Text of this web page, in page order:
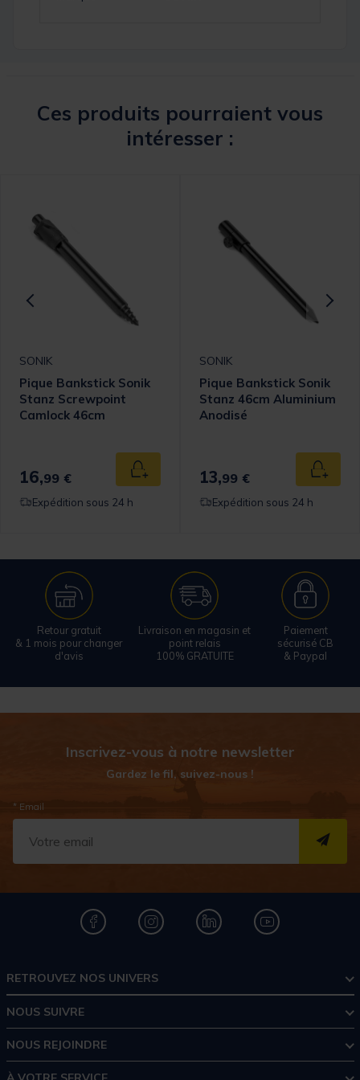
Ces produits pourraient vous
intéresser :
panier
SONIK
Pique Bankstick Sonik
Stanz Screwpoint
Camlock 46cm
16,99 € Ajouter au panier
Expédition sous 24 h
SONIK
Pique Bankstick Sonik
Stanz 46cm Aluminium
Anodisé
13,99 €
Expédition sous 24 h
Retour gratuit
& 1 mois pour changer
d'avis
Livraison en magasin et
point relais
100% GRATUITE
Paiement
sécurisé CB
& Paypal
Inscrivez-vous à notre newsletter
Gardez le fil, suivez-nous !
* Email
RETROUVEZ NOS UNIVERS
NOUS SUIVRE
NOUS REJOINDRE